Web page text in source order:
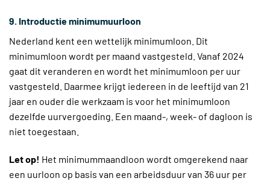
9. Introductie minimumuurloon
Nederland kent een wettelijk minimumloon. Dit
minimumloon wordt per maand vastgesteld. Vanaf 2024
gaat dit veranderen en wordt het minimumloon per uur
vastgesteld. Daarmee krijgt iedereen in de leeftijd van 21
jaar en ouder die werkzaam is voor het minimumloon
dezelfde uurvergoeding. Een maand-, week- of dagloon is
niet toegestaan.
Let op! Het minimummaandloon wordt omgerekend naar
een uurloon op basis van een arbeidsduur van 36 uur per